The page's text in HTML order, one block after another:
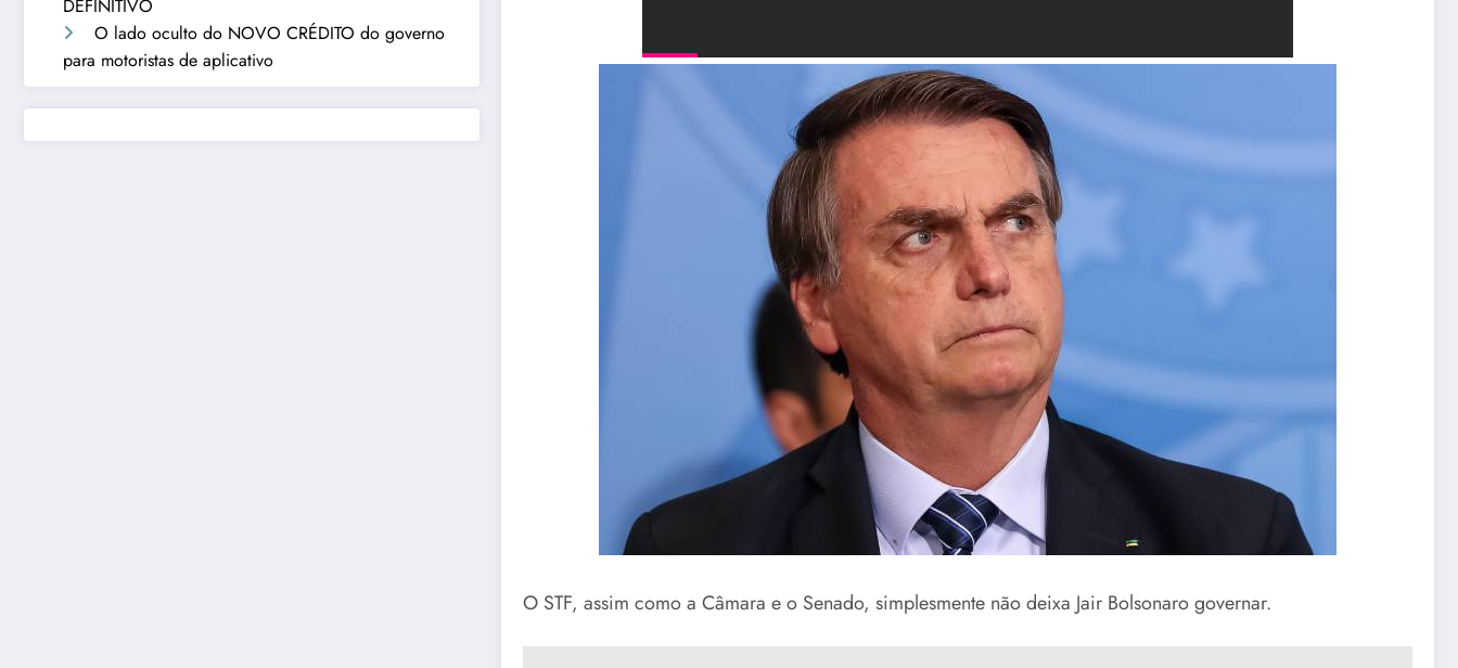
DEFINITIVO
O lado oculto do NOVO CRÉDITO do governo
para motoristas de aplicativo
O STF, assim como a Câmara e o Senado, simplesmente não deixa Jair Bolsonaro governar.